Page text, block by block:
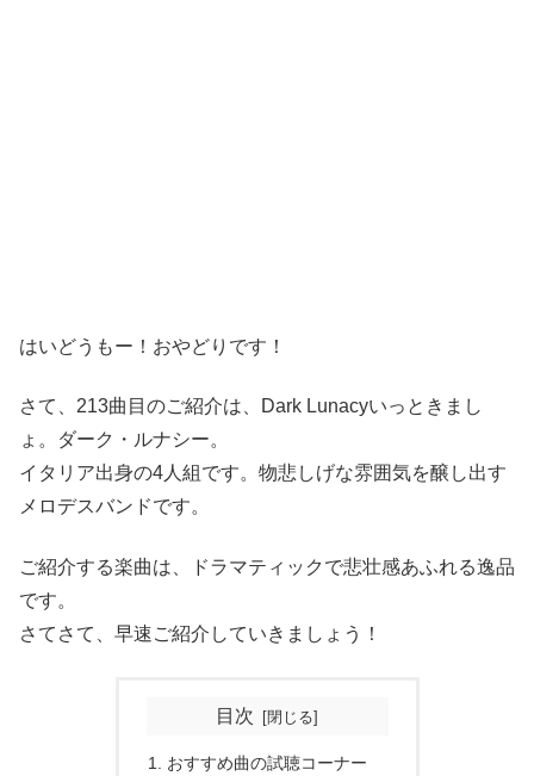
はいどうもー！おやどりです！
さて、213曲目のご紹介は、Dark Lunacyいっときまし
ょ。ダーク・ルナシー。
イタリア出身の4人組です。物悲しげな雰囲気を醸し出す
メロデスバンドです。
ご紹介する楽曲は、ドラマティックで悲壮感あふれる逸品
です。
さてさて、早速ご紹介していきましょう！
目次
おすすめ曲の試聴コーナー